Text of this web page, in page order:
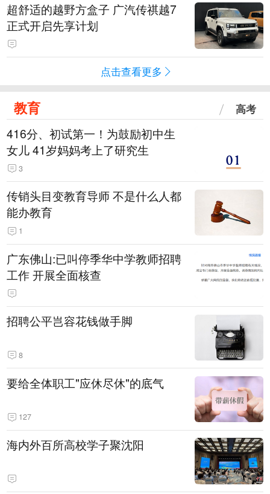
超舒适的越野方盒子 广汽传祺越7
正式开启先享计划
点击查看更多
教育 高考
416分、初试第一！为鼓励初中生
女儿 41岁妈妈考上了研究生
3
传销头目变教育导师 不是什么人都
能办教育
1
广东佛山:已叫停季华中学教师招聘
工作 开展全面核查
招聘公平岂容花钱做手脚
8
要给全体职工"应休尽休"的底气
127
海内外百所高校学子聚沈阳